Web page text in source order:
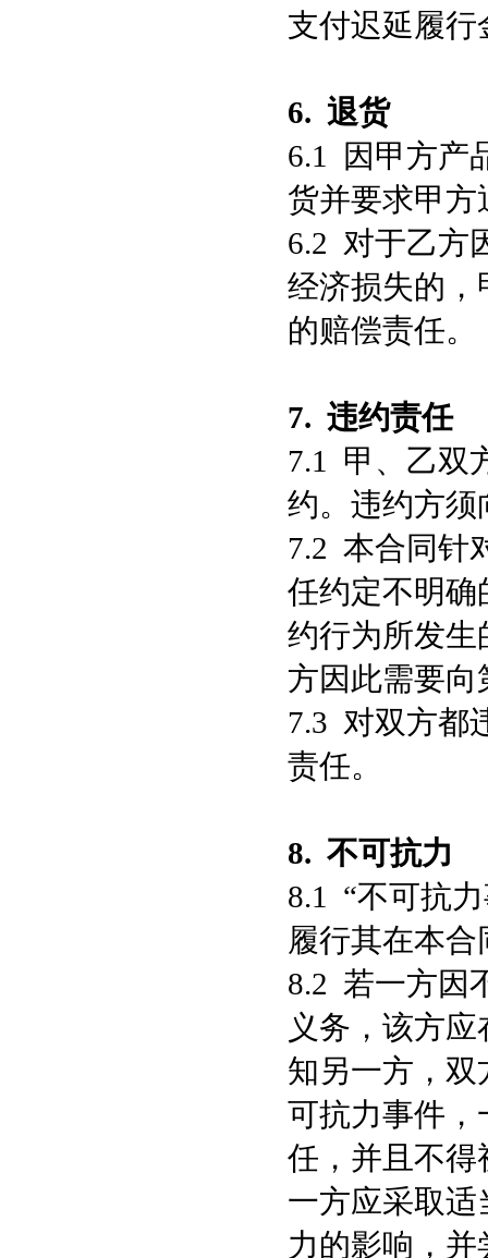
支付迟延履行
6. 退货
6.1 因甲方产
货并要求甲
6.2 对于乙方
经济损失的，
的赔偿责任。
7. 违约责任
7.1 甲、乙双
约。违约方须
7.2 本合同针
任约定不明确
约行为所发生
方因此需要
7.3 对双方都
责任。
8. 不可抗力
8.1 “不可抗
履行其在本
8.2 若一方因
义务，该方
知另一方，
可抗力事件，
任，并且不得
一方应采取
力的影响，